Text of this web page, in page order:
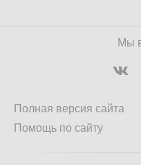
Мы
Полная версия сайта
Помощь по сайту